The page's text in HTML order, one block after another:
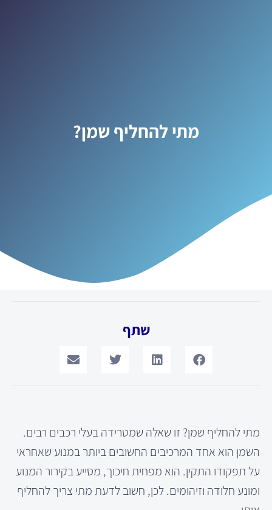
מתי להחליף שמן?
שתף
מתי להחליף שמן? זו שאלה שמטרידה בעלי רכבים רבים.
השמן הוא אחד המרכיבים החשובים ביותר במנוע שאחראי
על תפקודו התקין. הוא מפחית חיכוך, מסייע בקירור המנוע
ומונע חלודה וזיהומים. לכן, חשוב לדעת מתי צריך להחליף